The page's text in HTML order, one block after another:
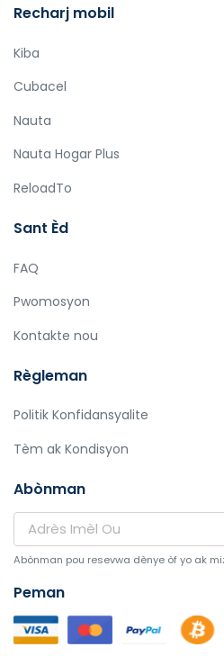
Recharj mobil
Kiba
Cubacel
Nauta
Nauta Hogar Plus
ReloadTo
Sant Èd
FAQ
Pwomosyon
Kontakte nou
Règleman
Politik Konfidansyalite
Tèm ak Kondisyon
Abònman
Abònman pou resevwa dènye òf yo ak
Peman